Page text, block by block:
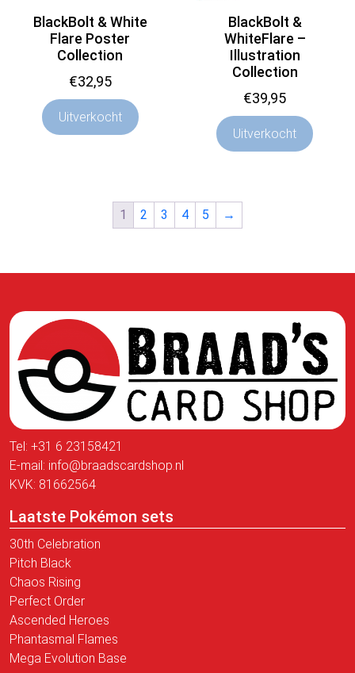
BlackBolt & White
Flare Poster
Collection
€32,95
Uitverkocht
BlackBolt &
WhiteFlare –
Illustration
Collection
€39,95
Uitverkocht
1 2 3 4 5 →
Tel: +31 6 23158421
E-mail: info@braadscardshop.nl
KVK: 81662564
Laatste Pokémon sets
30th Celebration
Pitch Black
Chaos Rising
Perfect Order
Ascended Heroes
Phantasmal Flames
Mega Evolution Base